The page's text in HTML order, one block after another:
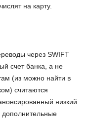
на карту.
через SWIFT
счет банка, а не
(из можно найти в
считаются
низкий
дополнительные